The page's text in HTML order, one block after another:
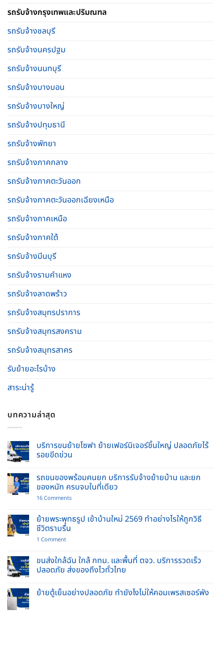
รถรับจ้างกรุงเทพและปริมณฑล
รถรับจ้างชลบุรี
รถรับจ้างนครปฐม
รถรับจ้างนนทบุรี
รถรับจ้างบางบอน
รถรับจ้างบางใหญ่
รถรับจ้างปทุมธานี
รถรับจ้างพัทยา
รถรับจ้างภาคกลาง
รถรับจ้างภาคตะวันออก
รถรับจ้างภาคตะวันออกเฉียงเหนือ
รถรับจ้างภาคเหนือ
รถรับจ้างภาคใต้
รถรับจ้างมีนบุรี
รถรับจ้างรามคําแหง
รถรับจ้างลาดพร้าว
รถรับจ้างสมุทรปราการ
รถรับจ้างสมุทรสงคราม
รถรับจ้างสมุทรสาคร
รับย้ายอะไรบ้าง
สาระน่ารู้
บทความล่าสุด
บริการขนย้ายโซฟา ย้ายเฟอร์นิเจอร์ชิ้นใหญ่ ปลอดภัยไร้
รอยขีดข่วน
on
บริการ
ขน
ย้าย
เฟอร์นิเจอร์
ชิ้น
ใหญ่
ปลอดภัย
ไร้
ข่วน
รถขนของพร้อมคนยก บริการรับจ้างย้ายบ้าน และยก
ของหนัก ครบจบในที่เดียว
16 Commentson
ของ
พร้อม
บ้าน
และ
ยก
ของ
ครบ
จบ
ย้ายพระพุทธรูป เข้าบ้านใหม่ 2569 ทำอย่างไรให้ถูกวิธี
ชีวิตราบรื่น
1 Commenton
รูป
เข้า
บ้าน
ทำ
อย่างไร
ขนส่งใกล้ฉัน ใกล้ กทม. และพื้นที่ ตจว. บริการรวดเร็ว
ปลอดภัย ส่งของถึงไวทั่วไทย
Comments
on
ย้ายตู้เย็นอย่างปลอดภัย ทำยังไงไม่ให้คอมเพรสเซอร์พัง